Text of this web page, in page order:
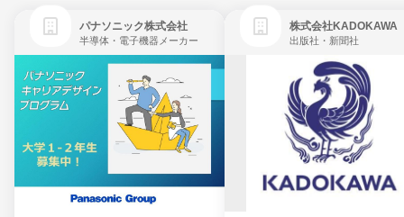
パナソニック株式会社
半導体・電子機器メーカー
株式会社KADOKAWA
出版社・新聞社